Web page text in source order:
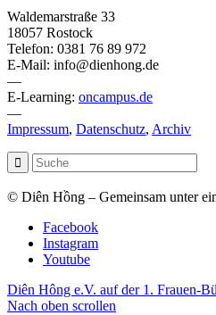
Waldemarstraße 33
18057 Rostock
Telefon: 0381 76 89 972
E-Mail: info@dienhong.de
—
E-Learning: oncampus.de
—
Impressum, Datenschutz, Archiv
© Diên Hồng – Gemeinsam unter
Facebook
Instagram
Youtube
Diên Hông e.V. auf der 1. Frauen-
Nach oben scrollen